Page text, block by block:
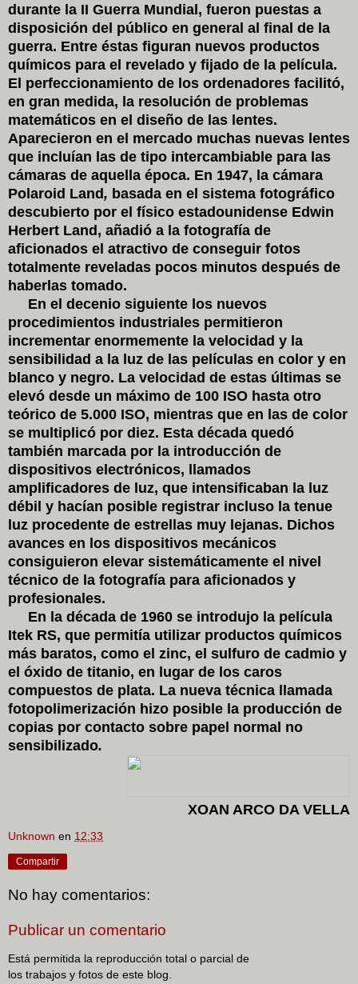
durante la II Guerra Mundial, fueron puestas a
disposición del público en general al final de la
guerra. Entre éstas figuran nuevos productos
químicos para el revelado y fijado de la película.
El perfeccionamiento de los ordenadores facilitó,
en gran medida, la resolución de problemas
matemáticos en el diseño de las lentes.
Aparecieron en el mercado muchas nuevas lentes
que incluían las de tipo intercambiable para las
cámaras de aquella época. En 1947, la cámara
Polaroid Land, basada en el sistema fotográfico
descubierto por el físico estadounidense Edwin
Herbert Land, añadió a la fotografía de
aficionados el atractivo de conseguir fotos
totalmente reveladas pocos minutos después de
haberlas tomado.
En el decenio siguiente los nuevos
procedimientos industriales permitieron
incrementar enormemente la velocidad y la
sensibilidad a la luz de las películas en color y en
blanco y negro. La velocidad de estas últimas se
elevó desde un máximo de 100 ISO hasta otro
teórico de 5.000 ISO, mientras que en las de color
se multiplicó por diez. Esta década quedó
también marcada por la introducción de
dispositivos electrónicos, llamados
amplificadores de luz, que intensificaban la luz
débil y hacían posible registrar incluso la tenue
luz procedente de estrellas muy lejanas. Dichos
avances en los dispositivos mecánicos
consiguieron elevar sistemáticamente el nivel
técnico de la fotografía para aficionados y
profesionales.
En la década de 1960 se introdujo la película
Itek RS, que permitía utilizar productos químicos
más baratos, como el zinc, el sulfuro de cadmio y
el óxido de titanio, en lugar de los caros
compuestos de plata. La nueva técnica llamada
fotopolimerización hizo posible la producción de
copias por contacto sobre papel normal no
sensibilizado.
XOAN ARCO DA VELLA
Unknown en 12:33
Compartir
No hay comentarios:
Publicar un comentario
Está permitida la reproducción total o parcial de
los trabajos y fotos de este blog.